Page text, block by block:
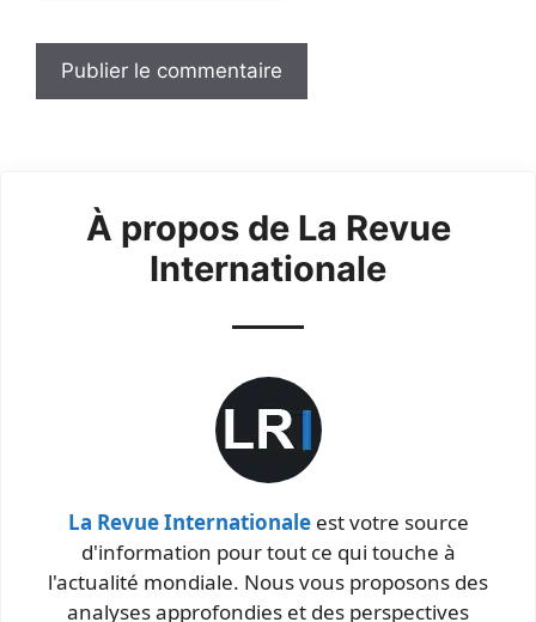
À propos de La Revue
Internationale
La Revue Internationaleest votre source
d'information pour tout ce qui touche à
l'actualité mondiale. Nous vous proposons des
analyses approfondies et des perspectives